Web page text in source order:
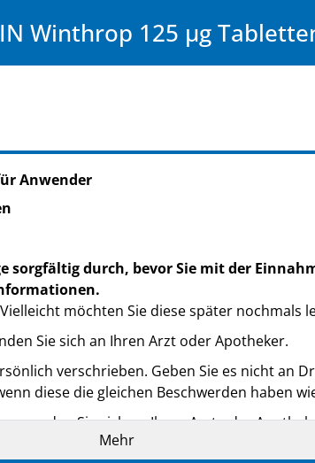
Winthrop 125 µg
Anwender
sorgfältig durch, bevor Sie mit der
möchten Sie diese später nochmals
Sie sich an Ihren Arzt oder Apotheker.
verschrieben. Geben Sie es nicht an
diese die gleichen Beschwerden haben
wenden Sie sich an Ihren Arzt oder
angegeben sind. Siehe
Mehr